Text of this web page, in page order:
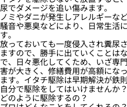
尿でダメージを追い傷みます。
ノミやダニが発生しアレルギーな
騒音や悪臭などにより、日常生活
す。
放っておいても一度侵入され糞尿
ますので、勝手に出ていくことは
で、日々悪化してくため、いざ専
害が大きく、修繕費用が高額にな
ます。イタチ駆除は早期解決が鉄則
自分で駆除をしてはいけませんか？
どのように駆除するの？